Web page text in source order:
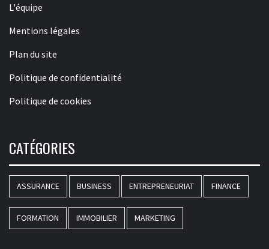
L'équipe
Mentions légales
Plan du site
Politique de confidentialité
Politique de cookies
CATÉGORIES
ASSURANCE BUSINESS ENTREPRENEURIAT FINANCE
FORMATION IMMOBILIER MARKETING